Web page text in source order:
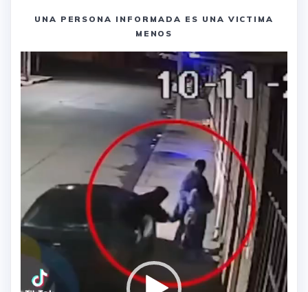
UNA PERSONA INFORMADA ES UNA VICTIMA
MENOS
Reproductor
de
vídeo